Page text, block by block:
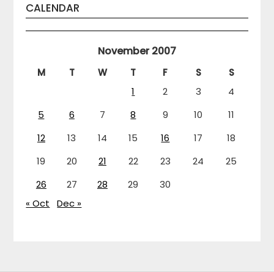
CALENDAR
November 2007
M T W T F S
S
1
2 3
4
5
6 7 8 9 10
11
12
13 14 15 16 17
18
19
20 21 22 23 24
25
26
27 28 29
30
« Oct
Dec »